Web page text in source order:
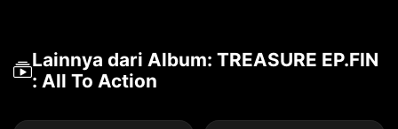
Lainnya dari Album: TREASURE EP.FIN
: All To Action